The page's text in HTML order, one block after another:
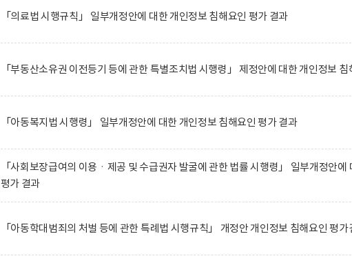
「의료법 시행규칙」 일부개정안에 대한 개인정보 침해요인 평가 결과
「부동산소유권 이전등기 등에 관한 특별조치법 시행령」 제정안에 대한 개인정보
「아동복지법 시행령」 일부개정안에 대한 개인정보 침해요인 평가 결과
「사회보장급여의 이용ㆍ제공 및 수급권자 발굴에 관한 법률 시행령」 일부개정안에
평가 결과
「아동학대범죄의 처벌 등에 관한 특례법 시행규칙」 개정안 개인정보 침해요인 평가